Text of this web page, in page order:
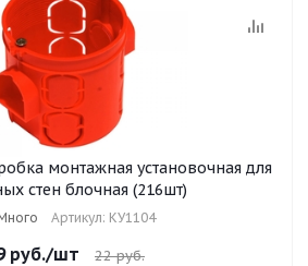
стен блочная (216шт)
Артикул: КУ1104
руб./шт 22руб.